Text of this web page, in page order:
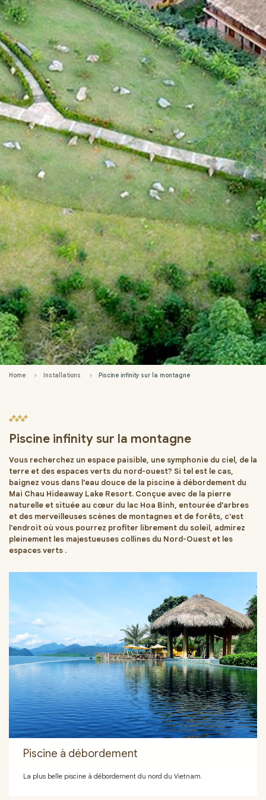
Home Installations Piscine infinity sur la montagne
Piscine infinity sur la montagne
Vous recherchez un espace paisible, une symphonie du ciel, de la
terre et des espaces verts du nord-ouest? Si tel est le cas,
baignez vous dans l'eau douce de la piscine à débordement du
Mai Chau Hideaway Lake Resort. Conçue avec de la pierre
naturelle et située au cœur du lac Hoa Binh, entourée d'arbres
et des merveilleuses scènes de montagnes et de forêts, c'est
l'endroit où vous pourrez profiter librement du soleil, admirez
pleinement les majestueuses collines du Nord-Ouest et les
espaces verts .
Piscine à débordement
La plus belle piscine à débordement du nord du Vietnam.